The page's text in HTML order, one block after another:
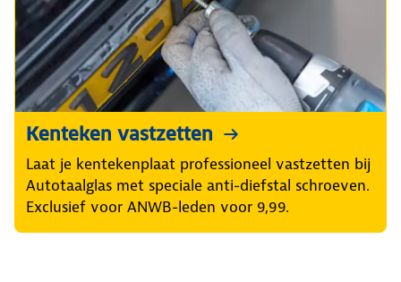
Kenteken vastzetten
Laat je kentekenplaat professioneel vastzetten bij
Autotaalglas met speciale anti-diefstal schroeven.
Exclusief voor ANWB-leden voor 9,99.